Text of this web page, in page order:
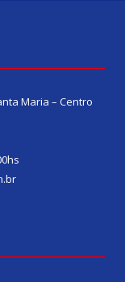
Maria – Centro